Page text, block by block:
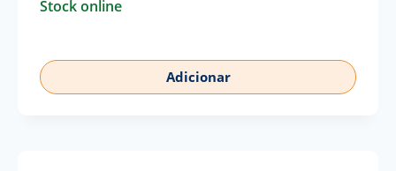
Stock online
Adicionar